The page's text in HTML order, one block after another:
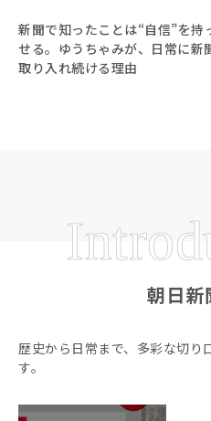
新聞で知ったことは“自信”を持
せる。ゆうちゃみが、日常に新
取り入れ続ける理由
朝日新
歴史から日常まで、多彩な切り
す。